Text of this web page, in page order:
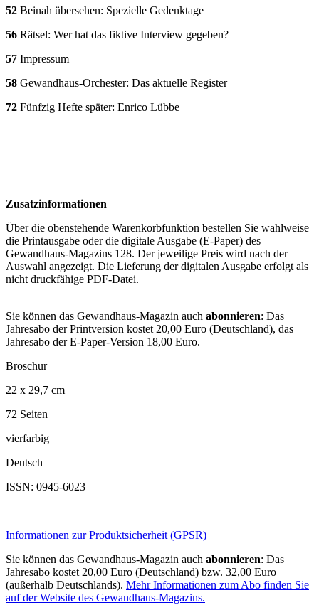
52 Beinah übersehen: Spezielle Gedenktage
56 Rätsel: Wer hat das fiktive Interview gegeben?
57 Impressum
58 Gewandhaus-Orchester: Das aktuelle Register
72 Fünfzig Hefte später: Enrico Lübbe
Zusatzinformationen
Über die obenstehende Warenkorbfunktion bestellen Sie wahlweise
die Printausgabe oder die digitale Ausgabe (E-Paper) des
Gewandhaus-Magazins 128. Der jeweilige Preis wird nach der
Auswahl angezeigt. Die Lieferung der digitalen Ausgabe erfolgt als
nicht druckfähige PDF-Datei.
Sie können das Gewandhaus-Magazin auch abonnieren: Das
Jahresabo der Printversion kostet 20,00 Euro (Deutschland), das
Jahresabo der E-Paper-Version 18,00 Euro.
Broschur
22 x 29,7 cm
72 Seiten
vierfarbig
Deutsch
ISSN: 0945-6023
Informationen zur Produktsicherheit (GPSR)
Sie können das Gewandhaus-Magazin auch abonnieren: Das
Jahresabo kostet 20,00 Euro (Deutschland) bzw. 32,00 Euro
(außerhalb Deutschlands). Mehr Informationen zum Abo finden Sie
auf der Website des Gewandhaus-Magazins.